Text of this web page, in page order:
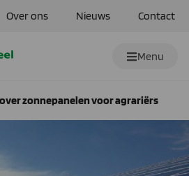
Over ons Nieuws Contact
Menu
zonnepanelen voor agrariërs